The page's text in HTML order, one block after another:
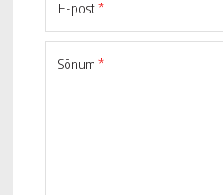
E-post*
Sõnum *